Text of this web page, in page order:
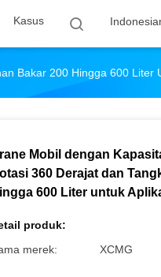
Kasus
Bakar 200 Hingga 600 Liter
Mobil dengan
360 Derajat dan
600 Liter untuk
produk:
merek:
XCMG